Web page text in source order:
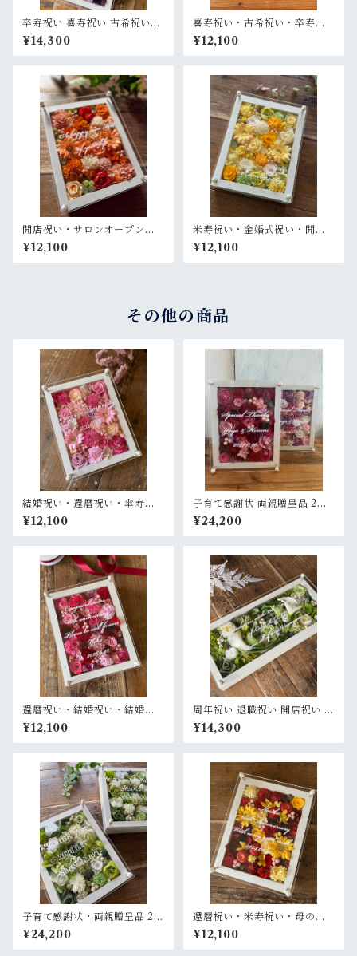
卒寿祝い 喜寿祝い 古希祝い
【名入れ】プリザーブドフラ
ワーアレンジ ウッドフレーム
白木枠ロング〈パープル〉
¥14,300
喜寿祝い・古希祝い・卒寿祝
い・長寿祝い・結婚記念日祝
い【名入れ】プリザーブドフ
ラワーアレンジ ウッドフレー
¥12,100
開店祝い・サロンオープン祝
い・退職祝い・結婚祝い【名
入れ】プリザーブドフラワー
アレンジ ウッドフレーム 白木
¥12,100
米寿祝い・金婚式祝い・開店
祝い・サロンオープン祝い・
退職祝い【名入れ】プリザー
ブドフラワーアレンジ ウッド
¥12,100
その他の商品
結婚祝い・還暦祝い・傘寿祝
い・百寿祝い・開店祝い・母
の日ギフト【名入れ】プリザ
ーブドフラワーアレンジ ウッ
¥12,100
子育て感謝状 両親贈呈品 2個
セット【名入れ】 プリザーブ
ドフラワーアレンジ ウッドフ
レーム 白木枠〈赤ピンク＆ピ
¥24,200
還暦祝い・結婚祝い・結婚記
念日祝い・母の日ギフト【名
入れ】プリザーブドフラワー
アレンジ ウッドフレーム 白木
¥12,100
周年祝い 退職祝い 開店祝い サ
ロンオープン祝い【名入れ】
プリザーブドフラワーアレン
ジ ウッドフレーム 白木枠ロン
¥14,300
子育て感謝状・両親贈呈品 2個
セット【名入れ】プリザーブ
ドフラワーアレンジ ウッドフ
レーム〈白グリーンペア〉結
¥24,200
還暦祝い・米寿祝い・母の日
ギフト【名入れ】プリザーブ
ドフラワーアレンジ ウッドフ
レーム 白木枠〈赤イエロー〉
¥12,100